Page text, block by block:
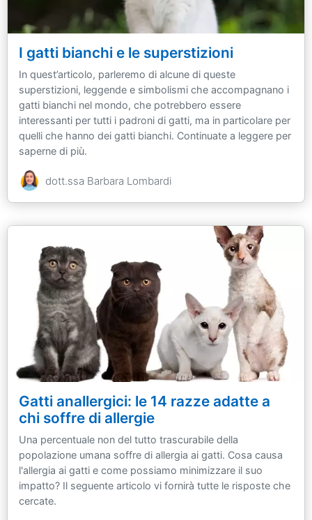
I gatti bianchi e le superstizioni
In quest’articolo, parleremo di alcune di queste
superstizioni, leggende e simbolismi che accompagnano i
gatti bianchi nel mondo, che potrebbero essere
interessanti per tutti i padroni di gatti, ma in particolare per
quelli che hanno dei gatti bianchi. Continuate a leggere per
saperne di più.
dott.ssa Barbara Lombardi
Gatti anallergici: le 14 razze adatte a
chi soffre di allergie
Una percentuale non del tutto trascurabile della
popolazione umana soffre di allergia ai gatti. Cosa causa
l'allergia ai gatti e come possiamo minimizzare il suo
impatto? Il seguente articolo vi fornirà tutte le risposte che
cercate.